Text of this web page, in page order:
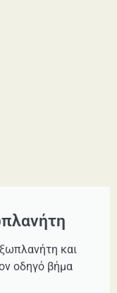
και
οδηγό βήμα